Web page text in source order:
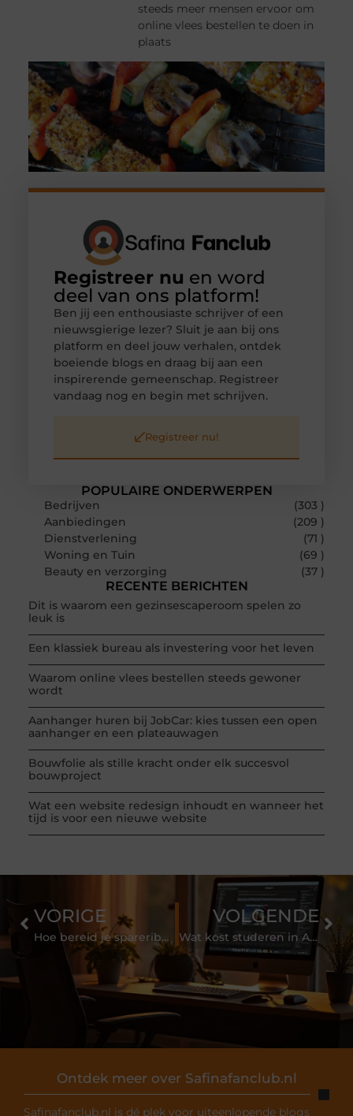
steeds meer mensen ervoor om
online vlees bestellen te doen in
plaats
POPULAIRE ONDERWERPEN
Bedrijven
(303 )
Aanbiedingen
(209 )
Dienstverlening
(71 )
Woning en Tuin
(69 )
Beauty en verzorging
(37 )
RECENTE BERICHTEN
Dit is waarom een gezinsescaperoom spelen zo
leuk is
Een klassiek bureau als investering voor het leven
Waarom online vlees bestellen steeds gewoner
wordt
Aanhanger huren bij JobCar: kies tussen een open
aanhanger en een plateauwagen
Bouwfolie als stille kracht onder elk succesvol
bouwproject
Wat een website redesign inhoudt en wanneer het
tijd is voor een nieuwe website
Registreer nu en word
deel van ons platform!
Ben jij een enthousiaste schrijver of een
nieuwsgierige lezer? Sluit je aan bij ons
platform en deel jouw verhalen, ontdek
boeiende blogs en draag bij aan een
inspirerende gemeenschap. Registreer
vandaag nog en begin met schrijven.
Registreer nu!
Ontdek meer over Safinafanclub.nl
Safinafanclub.nl is dé plek voor uiteenlopende blogs
VORIGE
Hoe bereid je spareribs het beste?
VOLGENDE
Wat kost studeren in Amerika nou eigenlijk?